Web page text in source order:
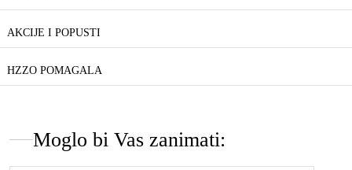
AKCIJE I POPUSTI
HZZO POMAGALA
Moglo bi Vas zanimati: